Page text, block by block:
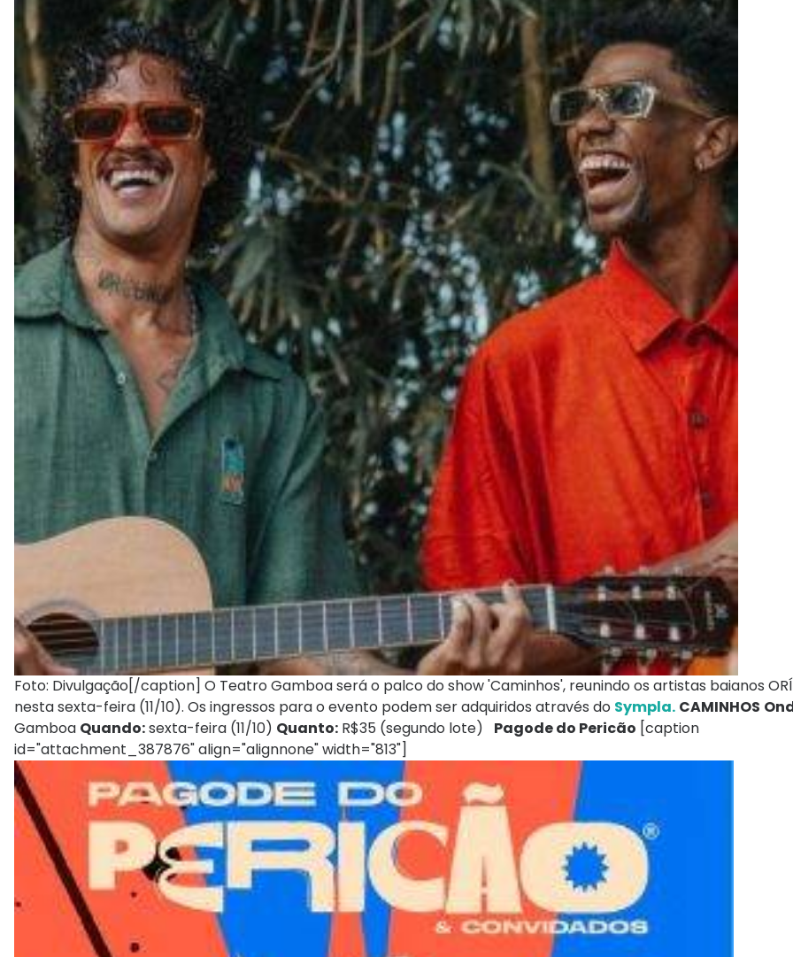
Foto: Divulgação[/caption] O Teatro Gamboa será o palco do show 'Caminhos', reunindo os artistas baianos
nesta sexta-feira (11/10). Os ingressos para o evento podem ser adquiridos através do Sympla. CAMINHOS
Gamboa Quando:sexta-feira (11/10) Quanto: R$35 (segundo lote) Pagode do Pericão [caption
id="attachment_387876" align="alignnone" width="813"]